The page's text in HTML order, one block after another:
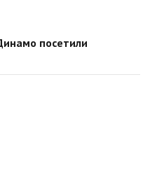
посетили